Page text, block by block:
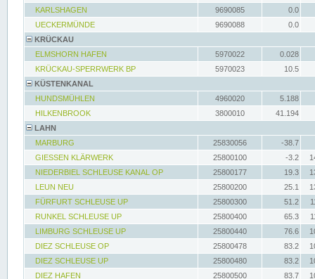
KARLSHAGEN
9690085
0.0
UECKERMÜNDE
9690088
0.0
KRÜCKAU
ELMSHORN HAFEN
5970022
0.028
KRÜCKAU-SPERRWERK BP
5970023
10.5
KÜSTENKANAL
HUNDSMÜHLEN
4960020
5.188
HILKENBROOK
3800010
41.194
LAHN
MARBURG
25830056
-38.7
GIESSEN KLÄRWERK
25800100 -3.2
NIEDERBIEL SCHLEUSE KANAL OP
25800177 19.3
LEUN NEU
25800200 25.1
FÜRFURT SCHLEUSE UP
25800300 51.2
RUNKEL SCHLEUSE UP
25800400 65.3
LIMBURG SCHLEUSE UP
25800440 76.6
DIEZ SCHLEUSE OP
25800478 83.2
DIEZ SCHLEUSE UP
25800480 83.2
DIEZ HAFEN
25800500 83.7